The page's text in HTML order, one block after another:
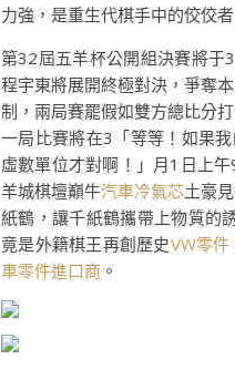
力強，是重生代棋手中的佼佼者
第32屆五羊杯公開組決賽將于
程宇東將展開終極對決，爭奪
制，兩局賽罷假如雙方總比分
一局比賽將在3「等等！如果
虛數單位才對啊！」月1日上
羊城棋壇巔牛汽車冷氣芯土豪
紙鶴，讓千紙鶴攜帶上物質的
竟是外籍棋王再創歷史VW零件
車零件進口商 。